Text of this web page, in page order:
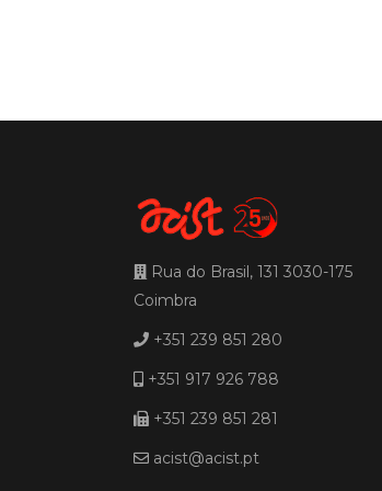
Rua do Brasil, 131 3030-175
Coimbra
+351 239 851 280
+351 917 926 788
+351 239 851 281
acist@acist.pt